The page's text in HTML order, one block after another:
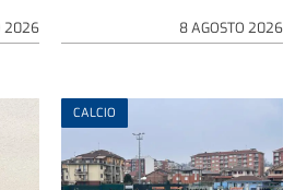
2026 8 AGOSTO 2026
CALCIO